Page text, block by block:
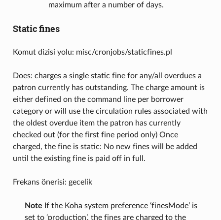
maximum after a number of days.
Static fines
Komut dizisi yolu: misc/cronjobs/staticfines.pl
Does: charges a single static fine for any/all overdues a
patron currently has outstanding. The charge amount is
either defined on the command line per borrower
category or will use the circulation rules associated with
the oldest overdue item the patron has currently
checked out (for the first fine period only) Once
charged, the fine is static: No new fines will be added
until the existing fine is paid off in full.
Frekans önerisi: gecelik
Note If the Koha system preference ‘finesMode’ is
set to ‘production’, the fines are charged to the